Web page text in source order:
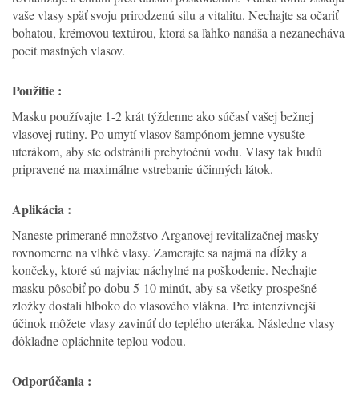
vaše vlasy späť svoju prirodzenú silu a vitalitu. Nechajte sa očariť
bohatou, krémovou textúrou, ktorá sa ľahko nanáša a nezanecháva
pocit mastných vlasov.
Použitie :
Masku používajte 1-2 krát týždenne ako súčasť vašej bežnej
vlasovej rutiny. Po umytí vlasov šampónom jemne vysušte
uterákom, aby ste odstránili prebytočnú vodu. Vlasy tak budú
pripravené na maximálne vstrebanie účinných látok.
Aplikácia :
Naneste primerané množstvo Arganovej revitalizačnej masky
rovnomerne na vlhké vlasy. Zamerajte sa najmä na dĺžky a
končeky, ktoré sú najviac náchylné na poškodenie. Nechajte
masku pôsobiť po dobu 5-10 minút, aby sa všetky prospešné
zložky dostali hlboko do vlasového vlákna. Pre intenzívnejší
účinok môžete vlasy zavinúť do teplého uteráka. Následne vlasy
dôkladne opláchnite teplou vodou.
Odporúčania :